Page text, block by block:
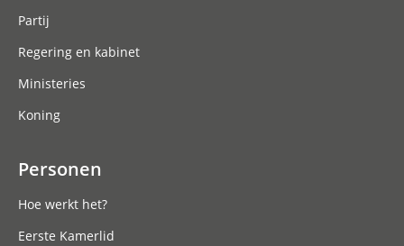
Partij
Regering en kabinet
Ministeries
Koning
Personen
Hoe werkt het?
Eerste Kamerlid